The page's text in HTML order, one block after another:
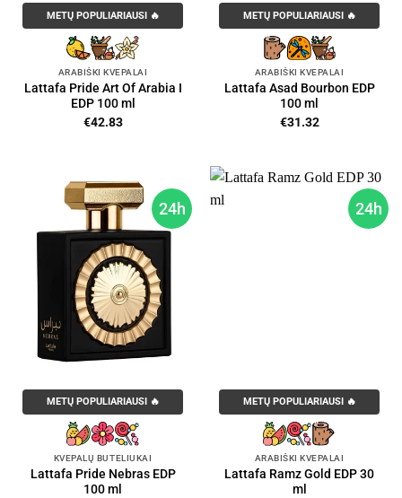
METŲ POPULIARIAUSI 🔥
ARABIŠKI KVEPALAI
Lattafa Pride Art Of Arabia I
EDP 100 ml
€42.83
METŲ POPULIARIAUSI 🔥
ARABIŠKI KVEPALAI
Lattafa Asad Bourbon EDP
100 ml
€31.32
24h
METŲ POPULIARIAUSI 🔥
KVEPALŲ BUTELIUKAI
Lattafa Pride Nebras EDP
100 ml
24h
METŲ POPULIARIAUSI 🔥
ARABIŠKI KVEPALAI
Lattafa Ramz Gold EDP 30
ml